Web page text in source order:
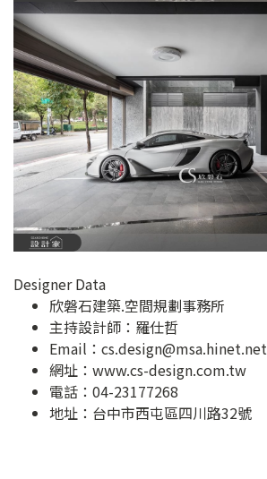
Designer Data
欣磐石建築.空間規劃事務所
主持設計師：羅仕哲
Email： cs.design@msa.hinet.net
網址： www.cs-design.com.tw
電話：04-23177268
地址： 台中市西屯區四川路32號